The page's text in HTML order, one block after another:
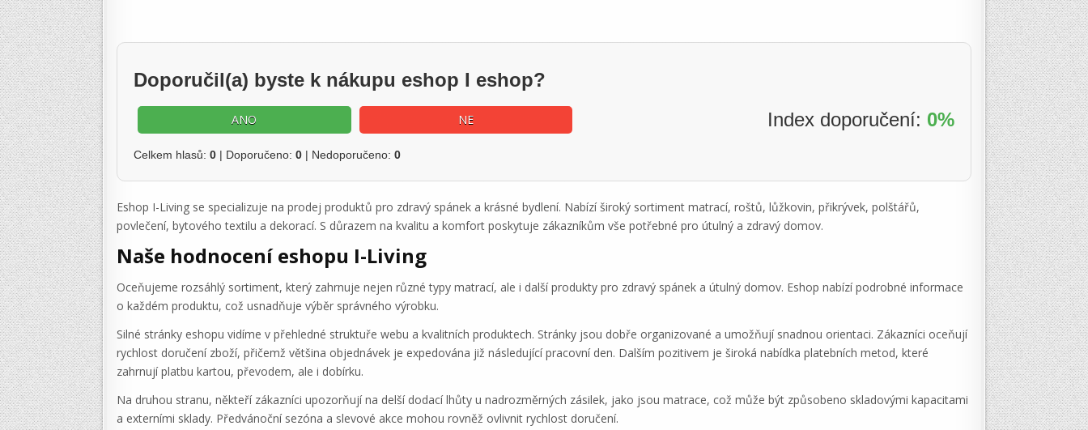
Doporučil(a) byste k nákupu eshop I eshop?
ANO NE Index doporučení: 0%
Celkem hlasů: 0 | Doporučeno: 0 | Nedoporučeno: 0
Eshop I-Living se specializuje na prodej produktů pro zdravý spánek a krásné bydlení. Nabízí široký sortiment matrací, roštů, lůžkovin, přikrývek, polštářů,
povlečení, bytového textilu a dekorací. S důrazem na kvalitu a komfort poskytuje zákazníkům vše potřebné pro útulný a zdravý domov.
Naše hodnocení eshopu I-Living
Oceňujeme rozsáhlý sortiment, který zahrnuje nejen různé typy matrací, ale i další produkty pro zdravý spánek a útulný domov. Eshop nabízí podrobné informace
o každém produktu, což usnadňuje výběr správného výrobku.
Silné stránky eshopu vidíme v přehledné struktuře webu a kvalitních produktech. Stránky jsou dobře organizované a umožňují snadnou orientaci. Zákazníci oceňují
rychlost doručení zboží, přičemž většina objednávek je expedována již následující pracovní den. Dalším pozitivem je široká nabídka platebních metod, které
zahrnují platbu kartou, převodem, ale i dobírku.
Na druhou stranu, někteří zákazníci upozorňují na delší dodací lhůty u nadrozměrných zásilek, jako jsou matrace, což může být způsobeno skladovými kapacitami
a externími sklady. Předvánoční sezóna a slevové akce mohou rovněž ovlivnit rychlost doručení.